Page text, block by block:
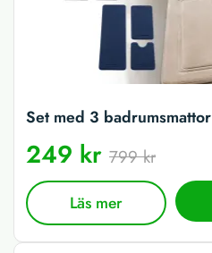
Set med 3 badrumsmattor
249 kr 799 kr
Läs mer